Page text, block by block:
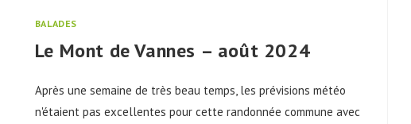
BALADES
Le Mont de Vannes – août 2024
Après une semaine de très beau temps, les prévisions météo
n'étaient pas excellentes pour cette randonnée commune avec